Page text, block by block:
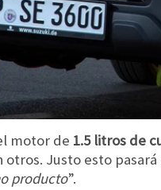
motor de 1.5 litros de
Justo esto
producto”.